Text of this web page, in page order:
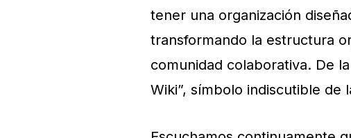
tener una organización
transformando la estructura
comunidad colaborativa. De
Wiki”, símbolo indiscutible de